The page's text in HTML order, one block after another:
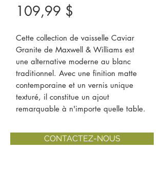
109,99 $
Cette collection de vaisselle Caviar
Granite de Maxwell & Williams est
une alternative moderne au blanc
traditionnel. Avec une finition matte
contemporaine et un vernis unique
texturé, il constitue un ajout
remarquable à n'importe quelle table.
CONTACTEZ-NOUS